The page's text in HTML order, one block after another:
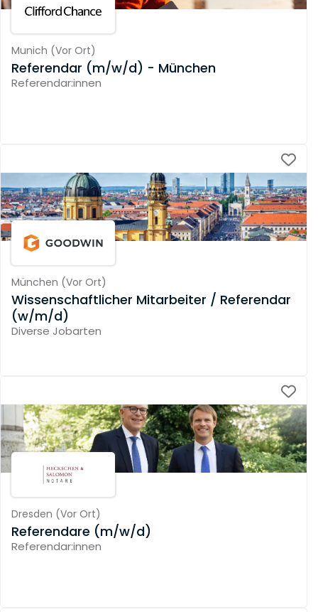
Munich (Vor Ort)
Referendar (m/w/d) - München
Referendar:innen
München (Vor Ort)
Wissenschaftlicher Mitarbeiter / Referendar
(w/m/d)
Diverse Jobarten
Dresden (Vor Ort)
Referendare (m/w/d)
Referendar:innen